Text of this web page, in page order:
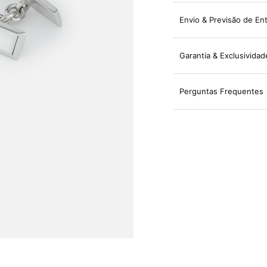
Envio & Previsão de
Garantia &
Perguntas Frequentes